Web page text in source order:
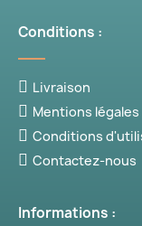
Conditions :
Livraison
Mentions légales
Conditions
Contactez-nous
Informations :